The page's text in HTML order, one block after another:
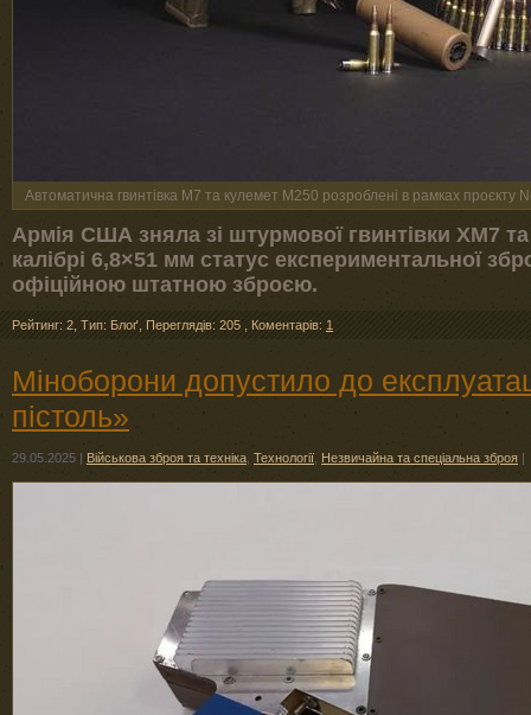
Автоматична гвинтівка М7 та кулемет M250 розроблені в рамках проєкту
Армія США зняла зі штурмової гвинтівки XM7
калібрі 6,8×51 мм статус експериментальної
офіційною штатною зброєю.
Рейтинг: 2 Тип: Блоґ Переглядів: 205, Коментарів: 1
Міноборони допустило до
пістоль»
29.05.2025 | Військова зброя та техніка Технології Незвичайна та спеціальна зброя |